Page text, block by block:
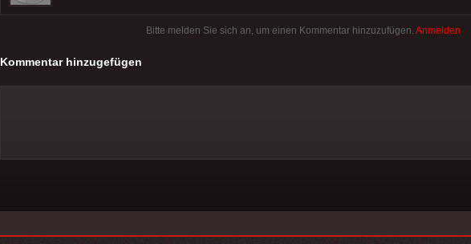
Bitte melden Sie sich an, um einen Kommentar hinzuzufügen. Anmelden
Kommentar hinzugefügen